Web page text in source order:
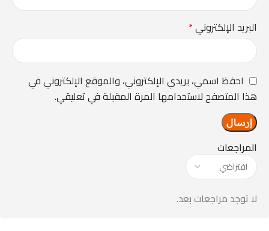
المراجعات
لا توجد مراجعات بعد.
البريد الإلكتروني*
احفظ اسمي، بريدي الإلكتروني، والموقع الإلكتروني في
هذا المتصفح لاستخدامها المرة المقبلة في تعليقي.